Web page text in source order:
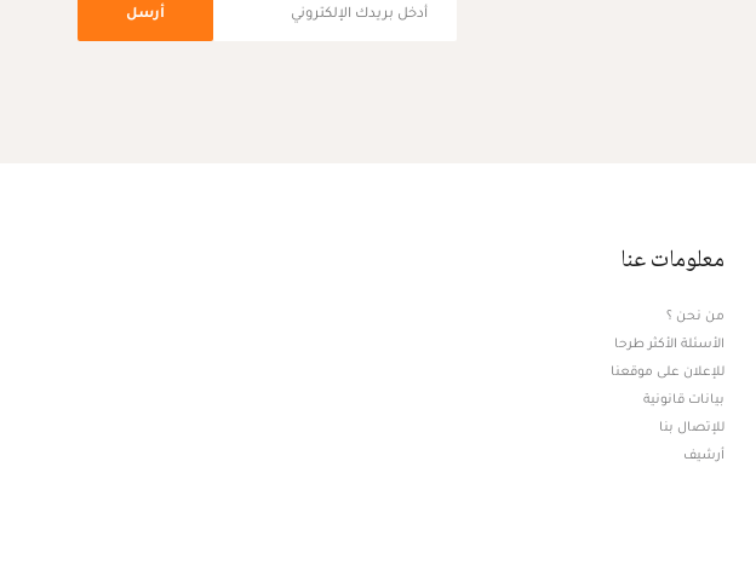
أرسل
معلومات عنا
من نحن ؟
الأسئلة الأكثر طرحا
للإعلان على موقعنا
بيانات قانونية
للإتصال بنا
أرشيف